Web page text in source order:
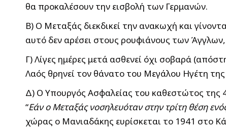
θα προκαλέσουν την εισβολή των Γερμανών.
Β) Ο Μεταξάς διεκδικεί την ανακωχή και
αυτό δεν αρέσει στους ρουφιάνους των
Γ) Λίγες ημέρες μετά ασθενεί όχι σοβαρά
Λαός θρηνεί τον θάνατο του Μεγάλου Ηγέτη
Δ) Ο Υπουργός Ασφαλείας του καθεστώτος της
“Εάν ο Μεταξάς νοσηλευόταν στην τρίτη θέση
χώρας ο Μανιαδάκης ευρίσκεται το 1941 στο